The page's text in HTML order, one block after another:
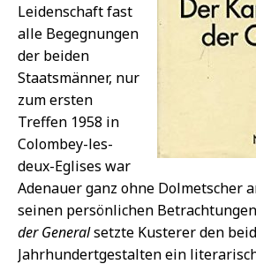
Leidenschaft fast
alle Begegnungen
der beiden
Staatsmänner, nur
zum ersten
Treffen 1958 in
Colombey-les-
deux-Eglises war
Adenauer ganz ohne Dolmetscher
seinen persönlichen Betrachtungen
der Generalsetzte Kusterer den
Jahrhundertgestalten ein